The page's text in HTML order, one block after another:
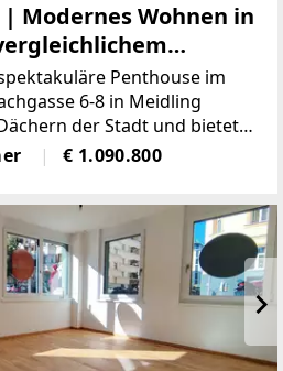
| Modernes Wohnen in
Penthouse im
6-8 in Meidling
der Stadt und bietet
für
Vereint mit seiner
€ 1.090.800